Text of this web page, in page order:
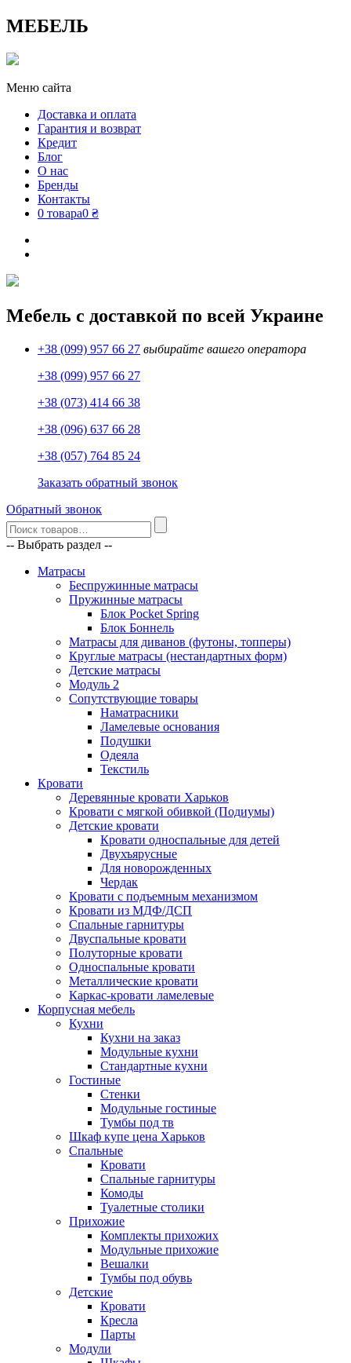
МЕБЕЛЬ
Меню сайта
Доставка и оплата
Гарантия и возврат
Кредит
Блог
О нас
Бренды
Контакты
0 товара0 ₴
Мебель с доставкой по всей Украине
+38 (099) 957 66 27 выбирайте вашего оператора
+38 (099) 957 66 27
+38 (073) 414 66 38
+38 (096) 637 66 28
+38 (057) 764 85 24
Заказать обратный звонок
Обратный звонок
-- Выбрать раздел --
Матрасы
Беспружинные матрасы
Пружинные матрасы
Блок Pocket Spring
Блок Боннель
Матрасы для диванов (футоны, топперы)
Круглые матрасы (нестандартных форм)
Детские матрасы
Модуль 2
Сопутствующие товары
Наматрасники
Ламелевые основания
Подушки
Одеяла
Текстиль
Кровати
Деревянные кровати Харьков
Кровати с мягкой обивкой (Подиумы)
Детские кровати
Кровати односпальные для детей
Двухъярусные
Для новорожденных
Чердак
Кровати с подъемным механизмом
Кровати из МДФ/ДСП
Спальные гарнитуры
Двуспальные кровати
Полуторные кровати
Односпальные кровати
Металлические кровати
Каркас-кровати ламелевые
Корпусная мебель
Кухни
Кухни на заказ
Модульные кухни
Стандартные кухни
Гостиные
Стенки
Модульные гостиные
Тумбы под тв
Шкаф купе цена Харьков
Спальные
Кровати
Спальные гарнитуры
Комоды
Туалетные столики
Прихожие
Комплекты прихожих
Модульные прихожие
Вешалки
Тумбы под обувь
Детские
Кровати
Кресла
Парты
Модули